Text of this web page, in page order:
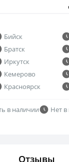
Бийск
Братск
Иркутск
Кемерово
Красноярск
в наличии
Нет
Отзывы